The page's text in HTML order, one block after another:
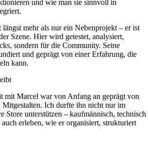
und wie man sie sinnvoll in
mehr als nur ein Nebenprojekt – er ist
Szene. Hier wird getestet, analysiert,
sondern für die Community. Seine
und geprägt von einer Erfahrung, die
kann.
mit Marcel war von Anfang an geprägt von
Ich durfte ihn nicht nur im
Store unterstützen – kaufmännisch, technisch
erleben, wie er organisiert, strukturiert